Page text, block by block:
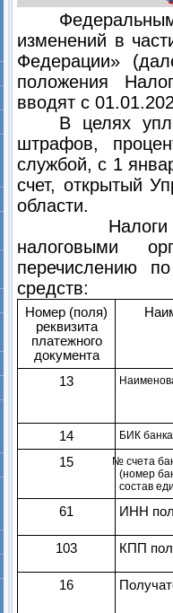
изменений в
Федерации»
положения
вводят с
В целях
штрафов,
службой, с 1
счет, открытый
области.
Налоги
налоговыми
перечислению
средств:
Номер (поля)
реквизита
платежного
документа
13
14 БИК
15
№ счета
(номер
состав
61 ИНН
103 КПП
16